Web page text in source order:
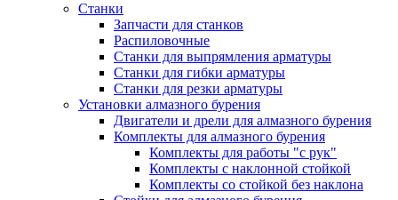
Станки
Запчасти для станков
Распиловочные
Станки для выпрямления арматуры
Станки для гибки арматуры
Станки для резки арматуры
Установки алмазного бурения
Двигатели и дрели для алмазного бурения
Комплекты для алмазного бурения
Комплекты для работы "с рук"
Комплекты с наклонной стойкой
Комплекты со стойкой без наклона